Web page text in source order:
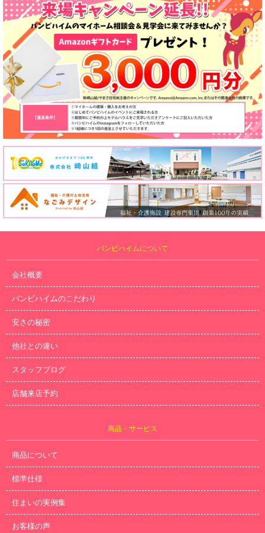
バンビハイムについて
会社概要
バンビハイムのこだわり
安さの秘密
他社との違い
スタッフブログ
店舗来店予約
商品・サービス
商品について
標準仕様
住まいの実例集
お客様の声